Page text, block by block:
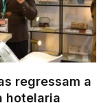
regressam a
hotelaria